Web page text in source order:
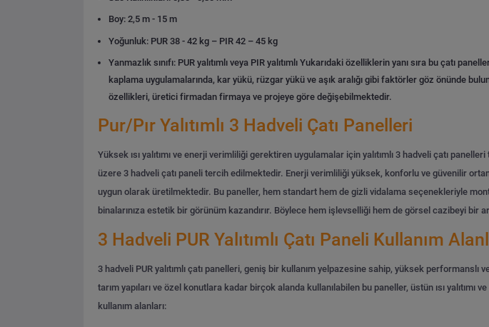
Boy: 2,5 m - 15 m
Yoğunluk: PUR 38 - 42 kg – PIR 42 – 45 kg
Yanmazlık sınıfı: PUR yalıtımlı veya PIR yalıtımlı Yukarıdaki özelliklerin yanı sıra bu çatı
kaplama uygulamalarında, kar yükü, rüzgar yükü ve aşık aralığı gibi faktörler göz önünde
özellikleri, üretici firmadan firmaya ve projeye göre değişebilmektedir.
Pur/Pır Yalıtımlı 3 Hadveli Çatı Panelleri
Yüksek ısı yalıtımı ve enerji verimliliği gerektiren uygulamalar için yalıtımlı 3 hadveli çatı
üzere 3 hadveli çatı paneli tercih edilmektedir. Enerji verimliliği yüksek, konforlu ve güvenilir
uygun olarak üretilmektedir. Bu paneller, hem standart hem de gizli vidalama seçenekleriyle
binalarınıza estetik bir görünüm kazandırır. Böylece hem işlevselliği hem de görsel cazibeyi bir
3 Hadveli PUR Yalıtımlı Çatı Paneli Kullanım
3 hadveli PUR yalıtımlı çatı panelleri, geniş bir kullanım yelpazesine sahip, yüksek
tarım yapıları ve özel konutlara kadar birçok alanda kullanılabilen bu paneller, üstün ısı yalıtımı ve
kullanım alanları: